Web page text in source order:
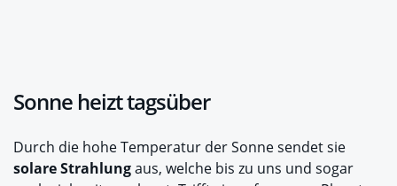
Sonne heizt tagsüber
Durch die hohe Temperatur der Sonne sendet sie
solare Strahlungaus, welche bis zu uns und sogar